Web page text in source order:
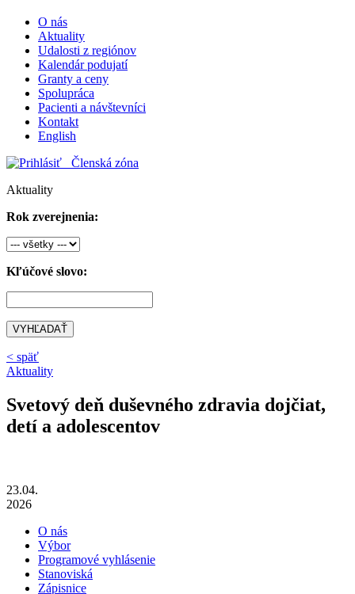
O nás
Aktuality
Udalosti z regiónov
Kalendár podujatí
Granty a ceny
Spolupráca
Pacienti a návštevníci
Kontakt
English
Členská zóna
Aktuality
Rok zverejnenia:
Kľúčové slovo:
VYHĽADAŤ
< späť
Aktuality
Svetový deň duševného zdravia dojčiat,
detí a adolescentov
23.04.
2026
O nás
Výbor
Programové vyhlásenie
Stanoviská
Zápisnice